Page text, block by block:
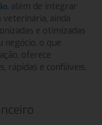
, além de integrar
veterinária, ainda
e otimizadas
negócio, o que
oferece
rápidas e confiáveis.